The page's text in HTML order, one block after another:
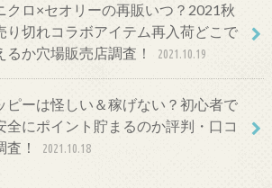
クロ×セオリーの再販いつ？2021秋
り切れコラボアイテム再入荷どこで
るか穴場販売店調査！
2021.10.19
ピーは怪しい＆稼げない？初心者で
全にポイント貯まるのか評判・口コ
査！
2021.10.18